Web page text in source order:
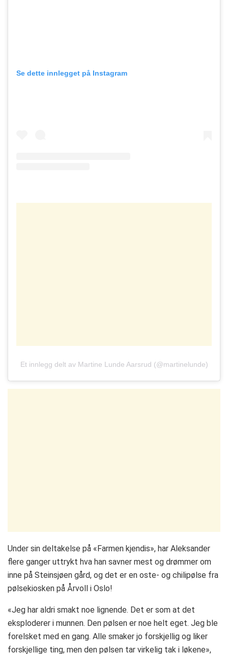
Se dette innlegget på Instagram
Et innlegg delt av Martine Lunde Aarsrud (@martinelunde)
Under sin deltakelse på «Farmen kjendis», har Aleksander
flere ganger uttrykt hva han savner mest og drømmer om
inne på Steinsjøen gård, og det er en oste- og chilipølse fra
pølsekiosken på Årvoll i Oslo!
«Jeg har aldri smakt noe lignende. Det er som at det
eksploderer i munnen. Den pølsen er noe helt eget. Jeg ble
forelsket med en gang. Alle smaker jo forskjellig og liker
forskjellige ting, men den pølsen tar virkelig tak i løkene»,